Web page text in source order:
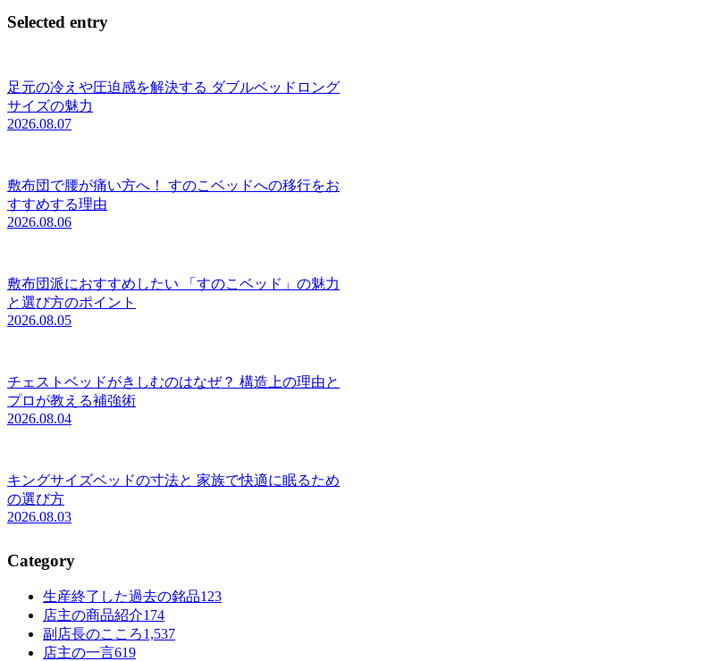
Selected entry
足元の冷えや圧迫感を解決する ダブルベッドロング
サイズの魅力
2026.08.07
敷布団で腰が痛い方へ！ すのこベッドへの移行をお
すすめする理由
2026.08.06
敷布団派におすすめしたい 「すのこベッド」の魅力
と選び方のポイント
2026.08.05
チェストベッドがきしむのはなぜ？ 構造上の理由と
プロが教える補強術
2026.08.04
キングサイズベッドの寸法と 家族で快適に眠るため
の選び方
2026.08.03
Category
生産終了した過去の銘品123
店主の商品紹介174
副店長のこころ1,537
店主の一言619